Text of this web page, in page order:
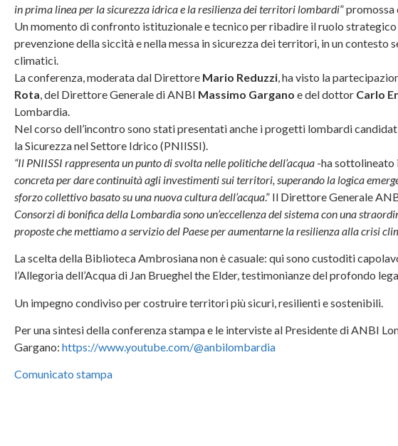
in prima linea per la sicurezza idrica e la resilienza dei territori lombardi”
Un momento di confronto istituzionale e tecnico per ribadire il ruolo
prevenzione della siccità e nella messa in sicurezza dei territori, in un
climatici.
La conferenza, moderata dal Direttore Mario Reduzzi, ha visto la
Rota, del Direttore Generale di ANBI Massimo Gargano e del dottor Carlo
Lombardia.
Nel corso dell’incontro sono stati presentati anche i progetti lombardi
la Sicurezza nel Settore Idrico (PNIISSI).
“Il PNIISSI rappresenta un punto di svolta nelle politiche dell’acqua -ha sottolineato
concreta per dare continuità agli investimenti sui territori, superando la logica
sforzo collettivo basato su una nuova cultura dell’acqua.” Il Direttore Generale
Consorzi di bonifica della Lombardia sono un’eccellenza del sistema con una
proposte che mettiamo a servizio del Paese per aumentarne la resilienza alla crisi
La scelta della Biblioteca Ambrosiana non è casuale: qui sono custoditi
l’Allegoria dell’Acqua di Jan Brueghel the Elder, testimonianze del profondo
Un impegno condiviso per costruire territori più sicuri, resilienti e sostenibili.
Per una sintesi della conferenza stampa e le interviste al Presidente di ANBI
Gargano: https://www.youtube.com/@anbilombardia
Comunicato stampa